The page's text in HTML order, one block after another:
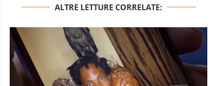
ALTRE LETTURE CORRELATE: